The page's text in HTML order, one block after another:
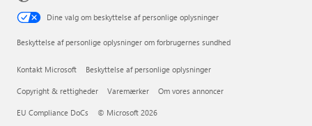
Dine valg om beskyttelse af personlige oplysninger
Beskyttelse af personlige oplysninger om forbrugernes sundhed
Kontakt Microsoft Beskyttelse af personlige oplysninger
Copyright & rettigheder Varemærker Om vores annoncer
EU Compliance DoCs © Microsoft 2026